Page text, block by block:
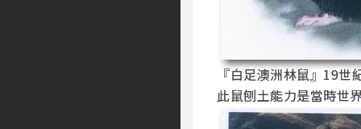
『白足澳洲林鼠』19世
此鼠刨土能力是當時世